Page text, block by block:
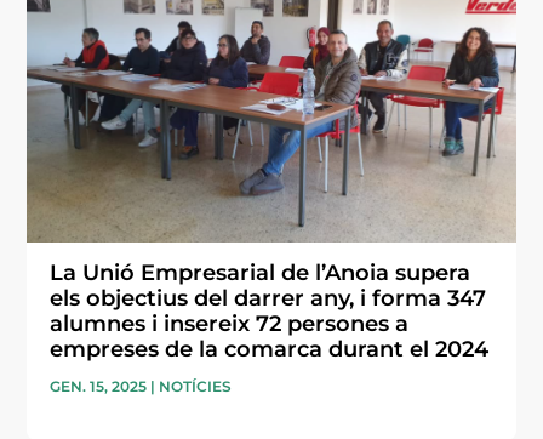
La Unió Empresarial de l’Anoia supera
els objectius del darrer any, i forma 347
alumnes i insereix 72 persones a
empreses de la comarca durant el 2024
GEN. 15, 2025 | NOTÍCIES